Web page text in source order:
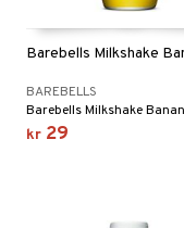
Barebells Milkshake
BAREBELLS
kr 29